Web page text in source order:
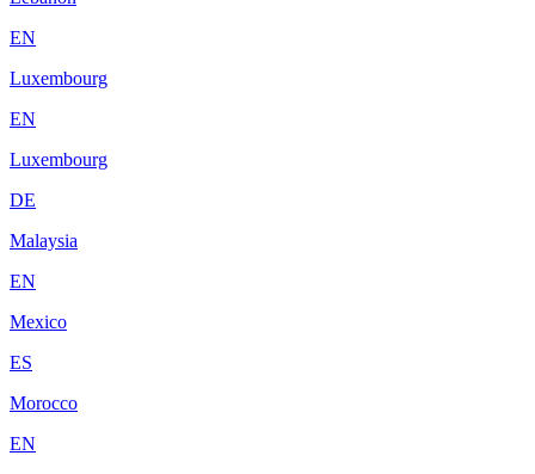
EN
Luxembourg
EN
Luxembourg
DE
Malaysia
EN
Mexico
ES
Morocco
EN